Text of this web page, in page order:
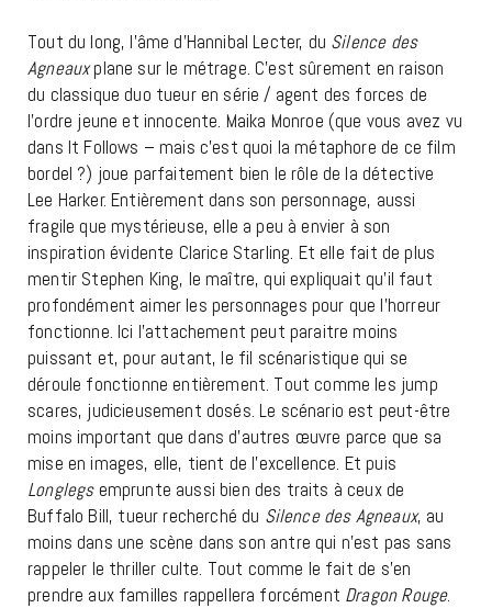
Tout du long, l’âme d’Hannibal Lecter, du Silence des
Agneauxplane sur le métrage. C’est sûrement en raison
du classique duo tueur en série / agent des forces de
l’ordre jeune et innocente. Maika Monroe (que vous avez vu
dans It Follows – mais c’est quoi la métaphore de ce film
bordel ?) joue parfaitement bien le rôle de la détective
Lee Harker. Entièrement dans son personnage, aussi
fragile que mystérieuse, elle a peu à envier à son
inspiration évidente Clarice Starling. Et elle fait de plus
mentir Stephen King, le maître, qui expliquait qu’il faut
profondément aimer les personnages pour que l’horreur
fonctionne. Ici l’attachement peut paraitre moins
puissant et, pour autant, le fil scénaristique qui se
déroule fonctionne entièrement. Tout comme les jump
scares, judicieusement dosés. Le scénario est peut-être
moins important que dans d’autres œuvre parce que sa
mise en images, elle, tient de l’excellence. Et puis
Longlegsemprunte aussi bien des traits à ceux de
Buffalo Bill, tueur recherché du Silence des Agneaux, au
moins dans une scène dans son antre qui n’est pas sans
rappeler le thriller culte. Tout comme le fait de s’en
prendre aux familles rappellera forcément Dragon Rouge.